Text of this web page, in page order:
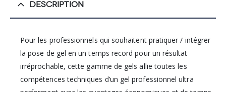
DESCRIPTION
Pour les professionnels qui souhaitent pratiquer / intégrer
la pose de gel en un temps record pour un résultat
irréprochable, cette gamme de gels allie toutes les
compétences techniques d’un gel professionnel ultra